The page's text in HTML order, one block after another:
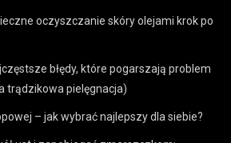
oczyszczanie skóry olejami krok po
błędy, które pogarszają problem
trądzikowa pielęgnacja)
– jak wybrać najlepszy dla siebie?